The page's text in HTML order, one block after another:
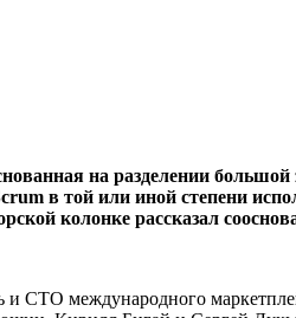
на разделении
в той или иной степени
колонке рассказал
и СТО международного